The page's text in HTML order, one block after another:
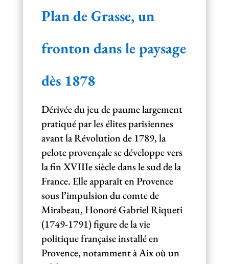
Plan de Grasse, un
fronton dans le paysage
dès 1878
Dérivée du jeu de paume largement
pratiqué par les élites parisiennes
avant la Révolution de 1789, la
pelote provençale se développe vers
la fin XVIIIe siècle dans le sud de la
France. Elle apparaît en Provence
sous l’impulsion du comte de
Mirabeau, Honoré Gabriel Riqueti
(1749-1791) figure de la vie
politique française installé en
Provence, notamment à Aix où un